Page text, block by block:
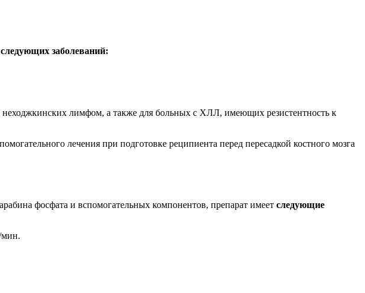
заболеваний:
неходжкинских лимфом, а также для больных с ХЛЛ, имеющих резистентность к
лечения при подготовке реципиента перед пересадкой костного мозга
фосфата и вспомогательных компонентов, препарат имеет следующие
мин.